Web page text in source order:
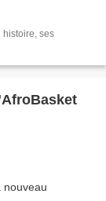
histoire, ses